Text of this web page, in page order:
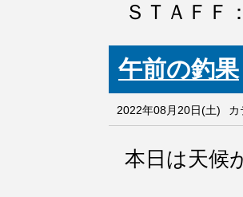
ＳＴＡＦ
午前の釣果
2022年08月20日(土) カ
本日は天候